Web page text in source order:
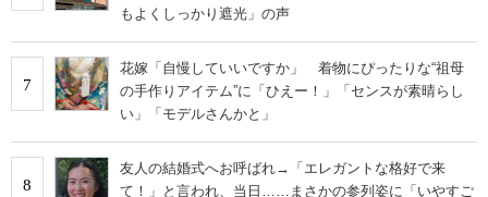
もよくしっかり遮光」の声
7
花嫁「自慢していいですか」 着物にぴったりな“祖母
の手作りアイテム”に「ひえー！」「センスが素晴らし
い」「モデルさんかと」
8
友人の結婚式へお呼ばれ→「エレガントな格好で来
て！」と言われ、当日……まさかの参列姿に「いやすご